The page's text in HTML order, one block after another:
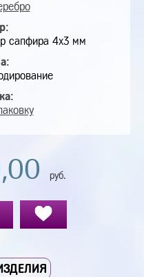
сапфира 4х3 мм
руб.